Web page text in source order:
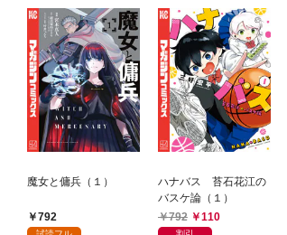
魔女と傭兵（１）
792
ハナバス 苔石花江の
バスケ論（１）
792
110